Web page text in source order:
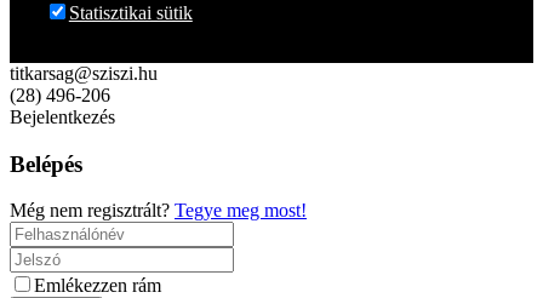
Statisztikai sütik
titkarsag@sziszi.hu
(28) 496-206
Bejelentkezés
Belépés
Még nem regisztrált? Tegye meg most!
Emlékezzen rám